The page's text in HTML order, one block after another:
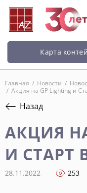
Карта
Главная / Новости /
/ Акция на GP Lighting и
Назад
АКЦИЯ НА
И СТАРТ
28.11.2022 253